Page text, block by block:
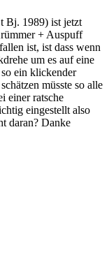
Bj. 1989) ist jetzt
+ Auspuff
ist, ist dass wenn
um es auf eine
ein klickender
müsste so alle
einer ratsche
eingestellt also
daran? Danke